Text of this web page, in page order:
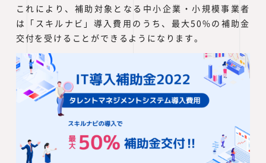
これにより、補助対象となる中小企業・小規模事業者
は「スキルナビ」導入費用のうち、最大50%の補助金
交付を受けることができるようになります。